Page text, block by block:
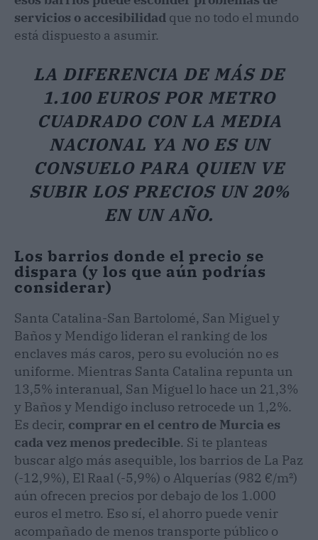
servicios o accesibilidad que no todo el mundo
está dispuesto a asumir.
LA DIFERENCIA DE MÁS DE
1.100 EUROS POR METRO
CUADRADO CON LA MEDIA
NACIONAL YA NO ES UN
CONSUELO PARA QUIEN VE
SUBIR LOS PRECIOS UN 20%
EN UN AÑO.
Los barrios donde el precio se
dispara (y los que aún podrías
considerar)
Santa Catalina-San Bartolomé, San Miguel y
Baños y Mendigo lideran el ranking de los
enclaves más caros, pero su evolución no es
uniforme. Mientras Santa Catalina repunta un
13,5% interanual, San Miguel lo hace un 21,3%
y Baños y Mendigo incluso retrocede un 1,2%.
Es decir, comprar en el centro de Murcia es
cada vez menos predecible. Si te planteas
buscar algo más asequible, los barrios de La Paz
(-12,9%), El Raal (-5,9%) o Alquerías (982 €/m²)
aún ofrecen precios por debajo de los 1.000
euros el metro. Eso sí, el ahorro puede venir
acompañado de menos transporte público o